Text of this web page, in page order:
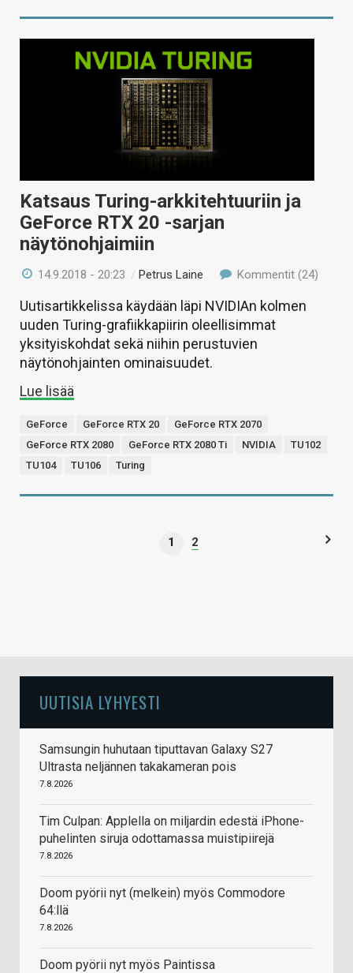
Katsaus Turing-arkkitehtuuriin ja
GeForce RTX 20 -sarjan
näytönohjaimiin
14.9.2018 - 20:23 / Petrus Laine Kommentit (24)
Uutisartikkelissa käydään läpi NVIDIAn kolmen
uuden Turing-grafiikkapiirin oleellisimmat
yksityiskohdat sekä niihin perustuvien
näytönohjainten ominaisuudet.
Lue lisää
GeForce GeForce RTX 20
GeForce RTX 2070
GeForce RTX 2080
GeForce RTX 2080 Ti NVIDIA
TU102
TU104
TU106 Turing
1 2
UUTISIA LYHYESTI
Samsungin huhutaan tiputtavan Galaxy S27
Ultrasta neljännen takakameran pois
7.8.2026
Tim Culpan: Applella on miljardin edestä iPhone-
puhelinten siruja odottamassa muistipiirejä
7.8.2026
Doom pyörii nyt (melkein) myös Commodore
64:llä
7.8.2026
Doom pyörii nyt myös Paintissa